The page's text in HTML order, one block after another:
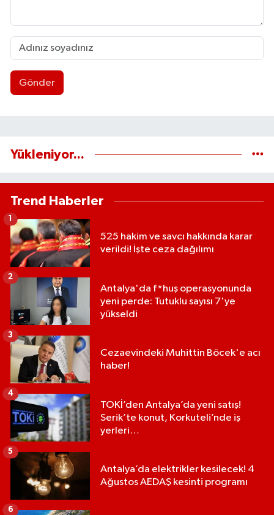
Gönder
Yükleniyor...
Trend Haberler
525 hakim ve savcı hakkında karar
verildi! İşte ceza dağılımı
1
Antalya'da f*huş operasyonunda
yeni perde: Tutuklu sayısı 7'ye
yükseldi
2
Cezaevindeki Muhittin Böcek'e acı
haber!
3
TOKİ’den Antalya’da yeni satış!
Serik’te konut, Korkuteli’nde iş
yerleri…
4
Antalya’da elektrikler kesilecek! 4
Ağustos AEDAŞ kesinti programı
5
6